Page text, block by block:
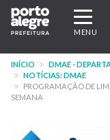
Pular
para
conteúdo
principal
MENU
INÍCIO
DMAE -
NOTÍCIAS: DMAE
PROGRAMAÇÃO DE
SEMANA